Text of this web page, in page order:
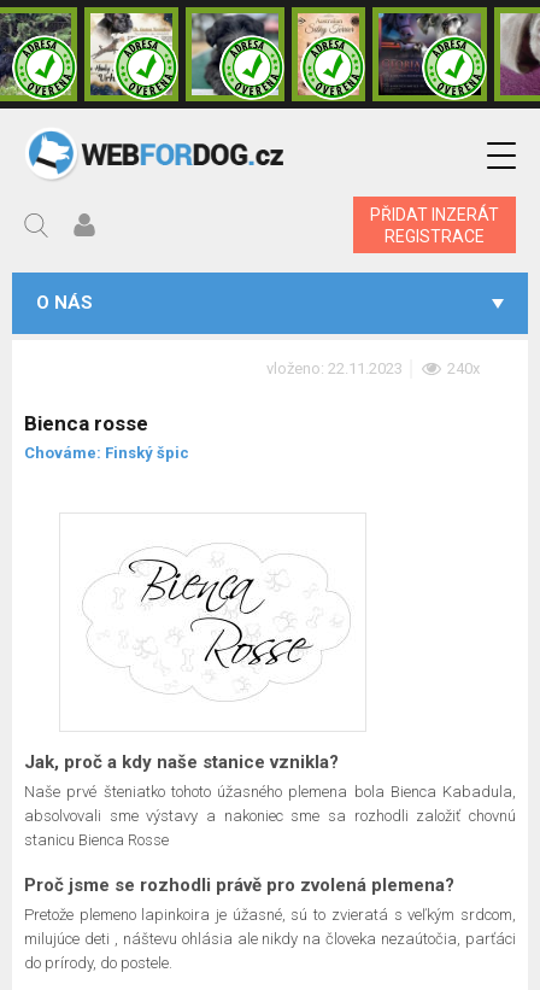
PŘIDAT INZERÁT
REGISTRACE
O NÁS
vloženo: 22.11.2023 240x
Bienca rosse
Chováme: Finský špic
Jak, proč a kdy naše stanice vznikla?
Naše prvé šteniatko tohoto úžasného plemena bola Bienca Kabadula,
absolvovali sme výstavy a nakoniec sme sa rozhodli založiť chovnú
stanicu Bienca Rosse
Proč jsme se rozhodli právě pro zvolená plemena?
Pretože plemeno lapinkoira je úžasné, sú to zvieratá s veľkým srdcom,
milujúce deti , náštevu ohlásia ale nikdy na človeka nezaútočia, parťáci
do prírody, do postele.